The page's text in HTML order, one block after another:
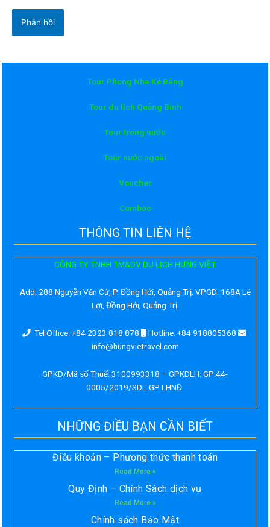
Tour Phong Nha Kẻ Bàng
Tour du lịch Quảng Bình
Tour trong nước
Tour nước ngoài
Voucher
Comboo
THÔNG TIN LIÊN HỆ
CÔNG TY TNHH TM&DV DU LỊCH HƯNG VIỆT
Add: 288 Nguyễn Văn Cừ, P. Đồng Hới, Quảng Trị. VPGD: 168A Lê
Lợi, Đồng Hới, Quảng Trị.
Tel Office: +84 2323 818 878
Hotline: +84 918805368
info@hungvietravel.com
GPKD/Mã số Thuế: 3100993318 – GPKDLH: GP:44-
0005/2019/SDL-GP LHNĐ.
NHỮNG ĐIỀU BẠN CẦN BIẾT
Điều khoản – Phương thức thanh toán
Read More »
Quy Định – Chính Sách dịch vụ
Read More »
Chính sách Bảo Mật